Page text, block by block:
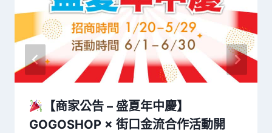
【商家公告 – 盛夏年中慶】
GOGOSHOP × 街口金流合作活動開